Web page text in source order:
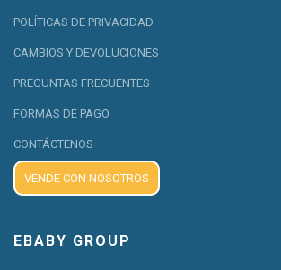
POLÍTICAS DE PRIVACIDAD
CAMBIOS Y DEVOLUCIONES
PREGUNTAS FRECUENTES
FORMAS DE PAGO
CONTÁCTENOS
VENDE CON NOSOTROS
EBABY GROUP